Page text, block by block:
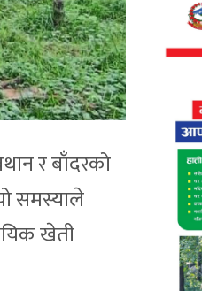
र बाँदरको
समस्याले
खेती